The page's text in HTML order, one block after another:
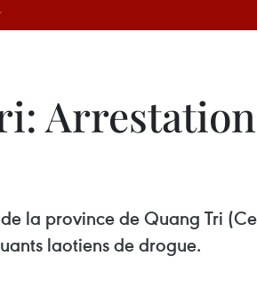
la province de Quang Tri
laotiens de drogue.